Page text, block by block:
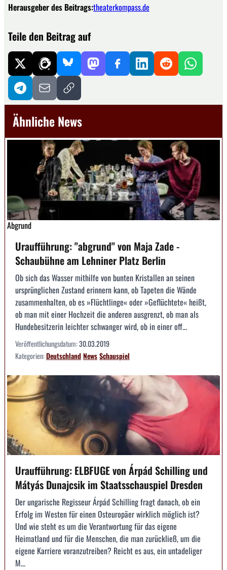
Herausgeber des Beitrags:theaterkompass.de
Teile den Beitrag auf
Ähnliche News
Abgrund
Uraufführung: "abgrund" von Maja Zade -
Schaubühne am Lehniner Platz Berlin
Ob sich das Wasser mithilfe von bunten Kristallen an seinen
ursprünglichen Zustand erinnern kann, ob Tapeten die Wände
zusammenhalten, ob es »Flüchtlinge« oder »Geflüchtete« heißt,
ob man mit einer Hochzeit die anderen ausgrenzt, ob man als
Hundebesitzerin leichter schwanger wird, ob in einer off...
Veröffentlichungsdatum:30.03.2019
Kategorien:DeutschlandNewsSchauspiel
Uraufführung: ELBFUGE von Árpád Schilling und
Mátyás Dunajcsik im Staatsschauspiel Dresden
Der ungarische Regisseur Árpád Schilling fragt danach, ob ein
Erfolg im Westen für einen Osteuropäer wirklich möglich ist?
Und wie steht es um die Verantwortung für das eigene
Heimatland und für die Menschen, die man zurückließ, um die
eigene Karriere voranzutreiben? Reicht es aus, ein untadeliger
M...